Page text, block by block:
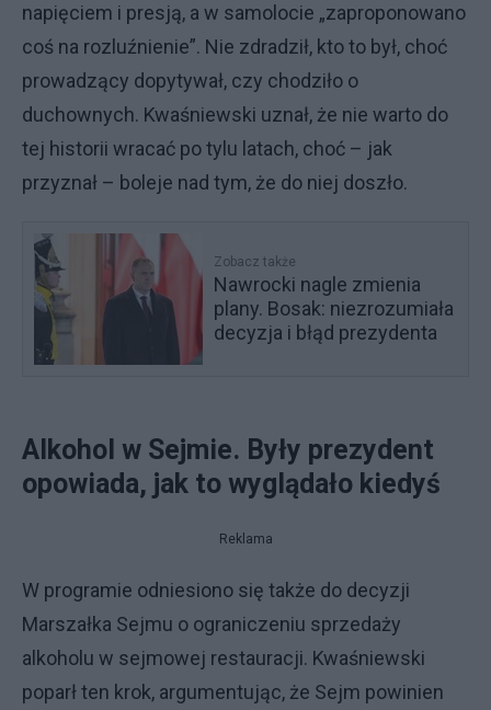
napięciem i presją, a w samolocie „zaproponowano
coś na rozluźnienie”. Nie zdradził, kto to był, choć
prowadzący dopytywał, czy chodziło o
duchownych. Kwaśniewski uznał, że nie warto do
tej historii wracać po tylu latach, choć – jak
przyznał – boleje nad tym, że do niej doszło.
Zobacz także
Nawrocki nagle zmienia
plany. Bosak: niezrozumiała
decyzja i błąd prezydenta
Alkohol w Sejmie. Były prezydent
opowiada, jak to wyglądało kiedyś
Reklama
W programie odniesiono się także do decyzji
Marszałka Sejmu o ograniczeniu sprzedaży
alkoholu w sejmowej restauracji. Kwaśniewski
poparł ten krok, argumentując, że Sejm powinien